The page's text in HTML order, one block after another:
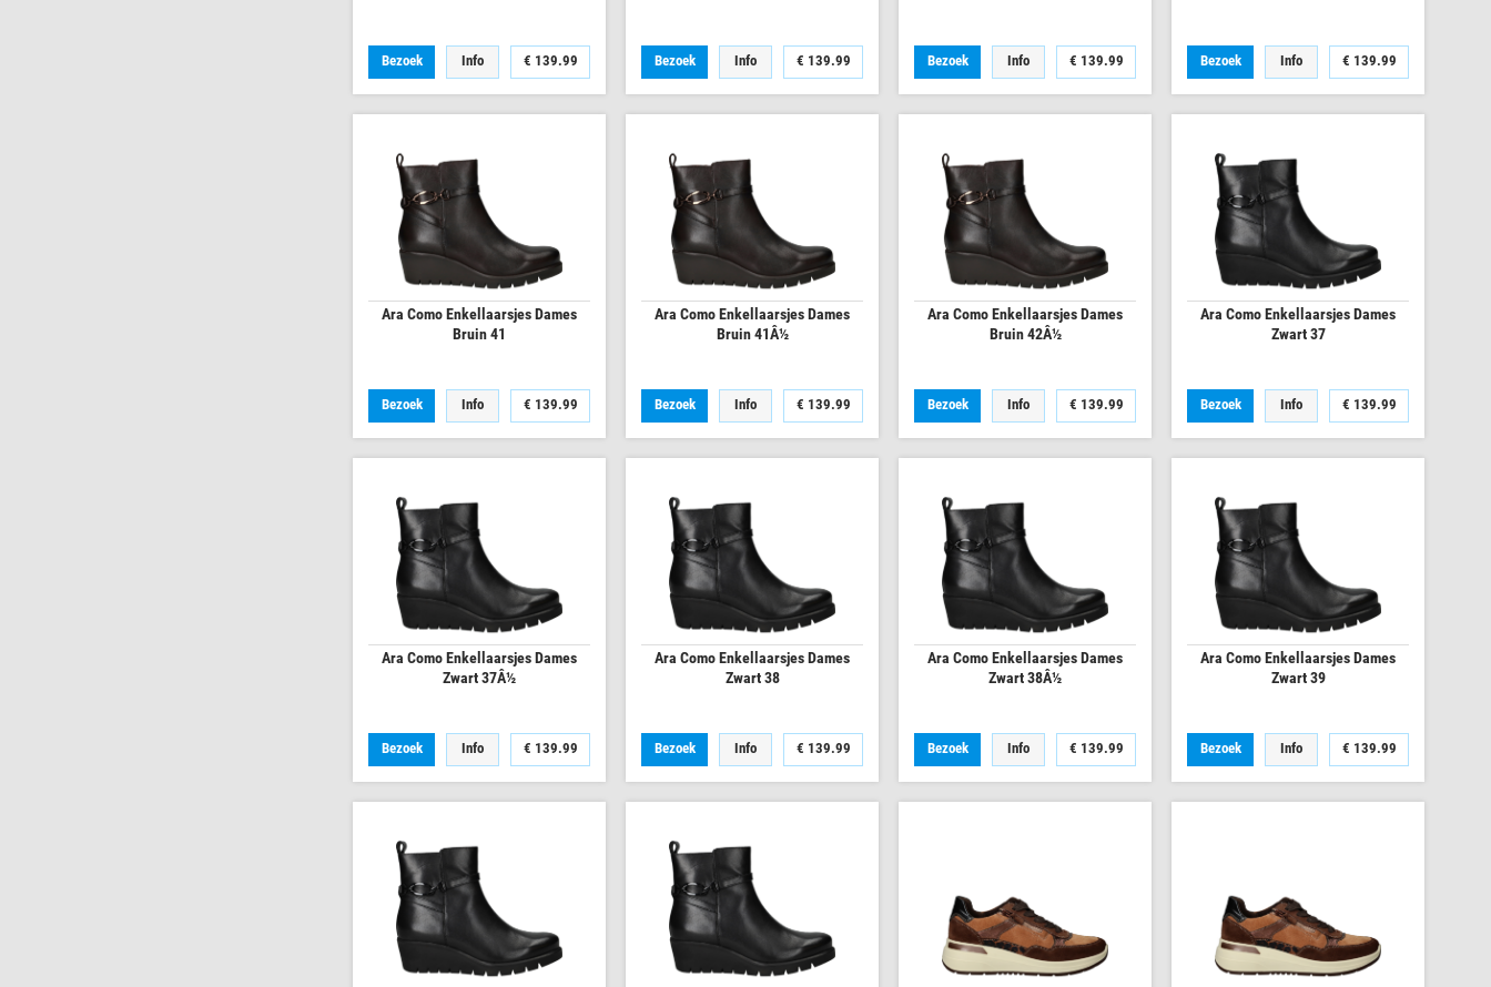
Bezoek Info € 139.99 Bezoek Info € 139.99 Bezoek Info € 139.99 Bezoek Info € 139.99
Ara Como Enkellaarsjes Dames
Bruin 41
Bezoek Info € 139.99
Ara Como Enkellaarsjes Dames
Bruin 41Â½
Bezoek Info € 139.99
Ara Como Enkellaarsjes Dames
Bruin 42Â½
Bezoek Info € 139.99
Ara Como Enkellaarsjes Dames
Zwart 37
Bezoek Info € 139.99
Ara Como Enkellaarsjes Dames
Zwart 37Â½
Bezoek Info € 139.99
Ara Como Enkellaarsjes Dames
Zwart 38
Bezoek Info € 139.99
Ara Como Enkellaarsjes Dames
Zwart 38Â½
Bezoek Info € 139.99
Ara Como Enkellaarsjes Dames
Zwart 39
Bezoek Info € 139.99